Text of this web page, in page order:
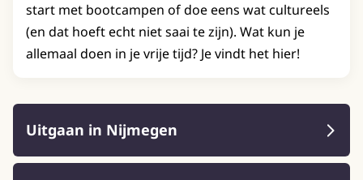
start met bootcampen of doe eens wat cultureels
(en dat hoeft echt niet saai te zijn). Wat kun je
allemaal doen in je vrije tijd? Je vindt het hier!
Uitgaan in Nijmegen